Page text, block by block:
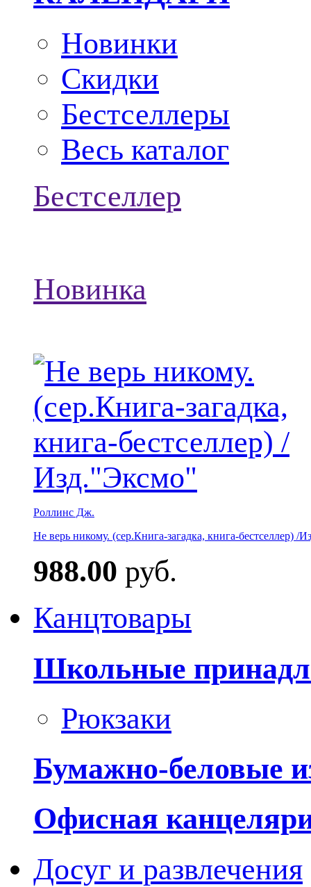
Новинки
Скидки
Бестселлеры
Весь каталог
Бестселлер
Новинка
Роллинс Дж.
Не верь никому. (сер.Книга-загадка, книга-бестселлер) /
988.00 руб.
Канцтовары
Школьные
Рюкзаки
Бумажно-беловые
Офисная
Досуг и развлечения